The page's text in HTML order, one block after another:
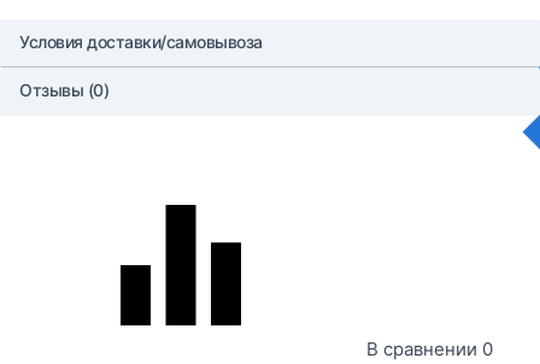
Условия доставки/самовывоза
Отзывы (0)
В сравнении 0